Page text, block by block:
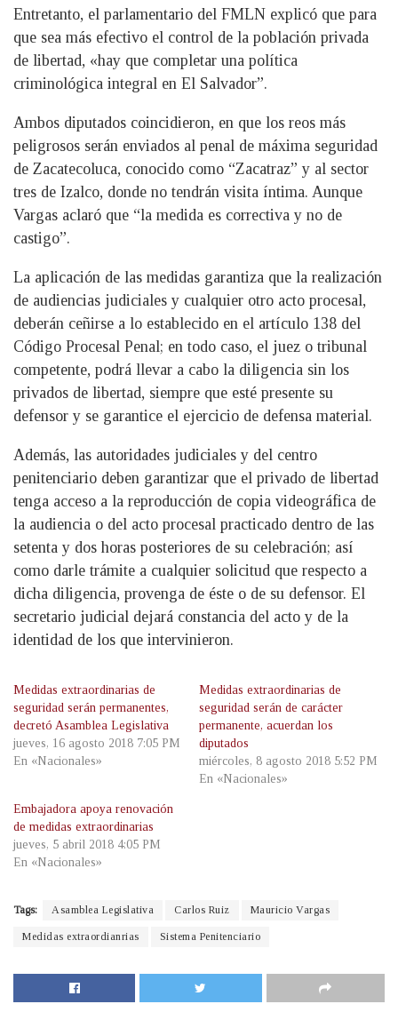
Entretanto, el parlamentario del FMLN explicó que para
que sea más efectivo el control de la población privada
de libertad, «hay que completar una política
criminológica integral en El Salvador”.
Ambos diputados coincidieron, en que los reos más
peligrosos serán enviados al penal de máxima seguridad
de Zacatecoluca, conocido como “Zacatraz” y al sector
tres de Izalco, donde no tendrán visita íntima. Aunque
Vargas aclaró que “la medida es correctiva y no de
castigo”.
La aplicación de las medidas garantiza que la realización
de audiencias judiciales y cualquier otro acto procesal,
deberán ceñirse a lo establecido en el artículo 138 del
Código Procesal Penal; en todo caso, el juez o tribunal
competente, podrá llevar a cabo la diligencia sin los
privados de libertad, siempre que esté presente su
defensor y se garantice el ejercicio de defensa material.
Además, las autoridades judiciales y del centro
penitenciario deben garantizar que el privado de libertad
tenga acceso a la reproducción de copia videográfica de
la audiencia o del acto procesal practicado dentro de las
setenta y dos horas posteriores de su celebración; así
como darle trámite a cualquier solicitud que respecto a
dicha diligencia, provenga de éste o de su defensor. El
secretario judicial dejará constancia del acto y de la
identidad de los que intervinieron.
Medidas extraordinarias de
seguridad serán permanentes,
decretó Asamblea Legislativa
jueves, 16 agosto 2018 7:05 PM
En «Nacionales»
Medidas extraordinarias de
seguridad serán de carácter
permanente, acuerdan los
diputados
miércoles, 8 agosto 2018 5:52 PM
En «Nacionales»
Embajadora apoya renovación
de medidas extraordinarias
jueves, 5 abril 2018 4:05 PM
En «Nacionales»
Tags: Asamblea Legislativa Carlos Ruiz Mauricio Vargas
Medidas extraordianrias Sistema Penitenciario